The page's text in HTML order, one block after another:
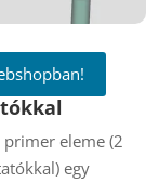
eleme (2
egy